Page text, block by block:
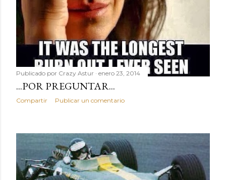
Publicado por Crazy Astur enero 23, 2014
...POR PREGUNTAR...
Compartir Publicar un comentario